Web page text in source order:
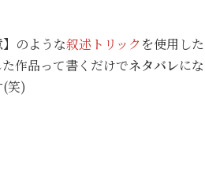
のような叙述トリック を使用した
作品って書くだけでネタバレにな
(笑)